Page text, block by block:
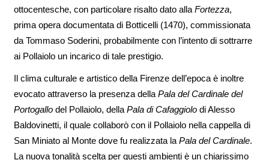
ottocentesche, con particolare risalto dato alla Fortezza,
prima opera documentata di Botticelli (1470), commissionata
da Tommaso Soderini, probabilmente con l’intento di sottrarre
ai Pollaiolo un incarico di tale prestigio.
Il clima culturale e artistico della Firenze dell’epoca è inoltre
evocato attraverso la presenza della Pala del Cardinale del
Portogallodel Pollaiolo, della Pala di Cafaggiolodi Alesso
Baldovinetti, il quale collaborò con il Pollaiolo nella cappella di
San Miniato al Monte dove fu realizzata la Pala del Cardinale.
La nuova tonalità scelta per questi ambienti è un chiarissimo